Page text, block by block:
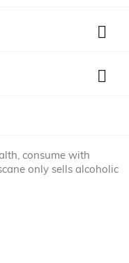


consume with
only sells alcoholic